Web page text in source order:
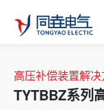
高压补偿装置解
TYTBBZ系列